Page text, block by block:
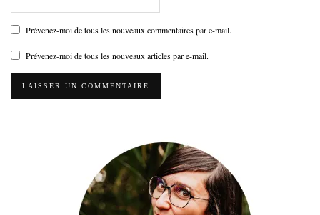
Prévenez-moi de tous les nouveaux commentaires par e-mail.
Prévenez-moi de tous les nouveaux articles par e-mail.